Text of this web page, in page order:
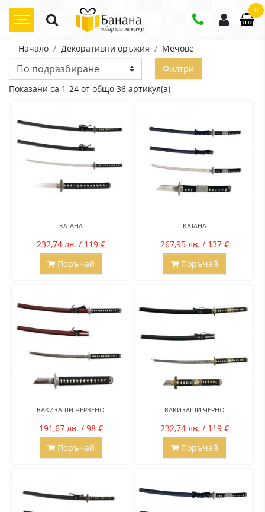
0
Начало Декоративни оръжия
Мечове
Филтри
Показани са 1-24 от общо 36 артикул(а)
КАТАНА
232,74 лв. / 119 €
Поръчай
КАТАНА
267,95 лв. / 137 €
Поръчай
ВАКИЗАШИ ЧЕРВЕНО
191,67 лв. / 98 €
Поръчай
ВАКИЗАШИ ЧЕРНО
232,74 лв. / 119 €
Поръчай